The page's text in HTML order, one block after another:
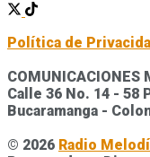
Política de
COMUNICACIONES
Calle 36 No. 14 - 58
Bucaramanga -
© 2026 Radio